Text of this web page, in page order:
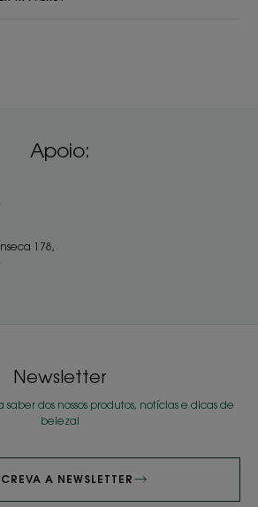
Apoio:
178,
Newsletter
saber dos nossos produtos, notícias e dicas de
beleza!
A NEWSLETTER